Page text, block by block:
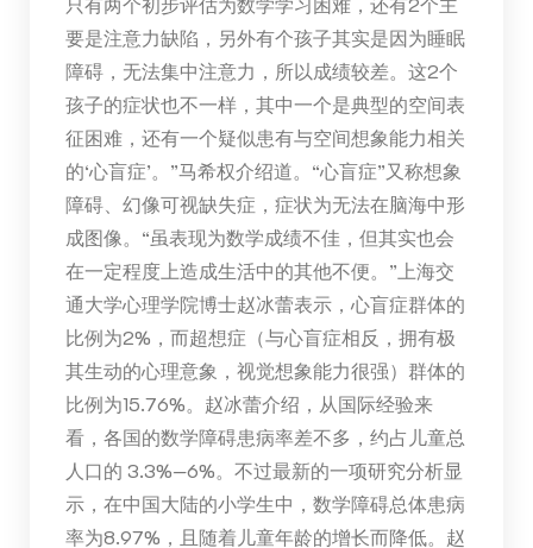
要是注意力缺陷，另外有个孩子其实是因为睡眠
障碍，无法集中注意力，所以成绩较差。这2个
孩子的症状也不一样，其中一个是典型的空间表
征困难，还有一个疑似患有与空间想象能力相关
的‘心盲症’。”马希权介绍道。“心盲症”又称想象
障碍、幻像可视缺失症，症状为无法在脑海中形
成图像。“虽表现为数学成绩不佳，但其实也会
在一定程度上造成生活中的其他不便。”上海交
通大学心理学院博士赵冰蕾表示，心盲症群体的
比例为2%，而超想症（与心盲症相反，拥有极
其生动的心理意象，视觉想象能力很强）群体的
比例为15.76%。赵冰蕾介绍，从国际经验来
看，各国的数学障碍患病率差不多，约占儿童总
人口的 3.3%—6%。不过最新的一项研究分析显
示，在中国大陆的小学生中，数学障碍总体患病
率为8.97%，且随着儿童年龄的增长而降低。赵